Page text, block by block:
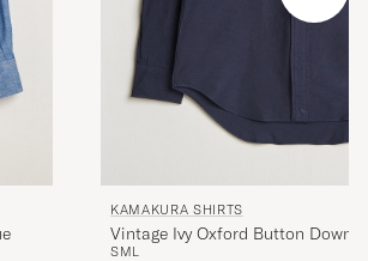
KAMAKURA SHIRTS
Vintage Ivy Oxford Button Down
SML